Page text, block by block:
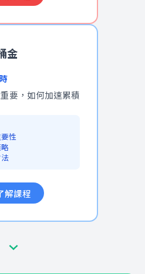
金
要，如何加速累積
性
解課程